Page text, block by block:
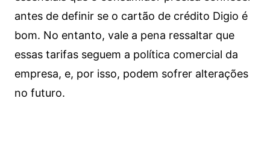
antes de definir se o cartão de crédito Digio é
bom. No entanto, vale a pena ressaltar que
essas tarifas seguem a política comercial da
empresa, e, por isso, podem sofrer alterações
no futuro.